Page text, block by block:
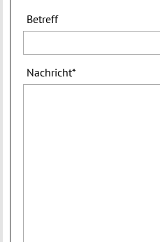
Betreff
Nachricht*